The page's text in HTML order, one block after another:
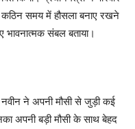
समय में हौसला बनाए रखने
भावनात्मक संबल बताया।
ने अपनी मौसी से जुड़ी कई
अपनी बड़ी मौसी के साथ बेहद